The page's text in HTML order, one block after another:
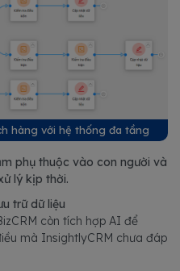
hàng với hệ thống đa tầng
phụ thuộc vào con người và
lý kịp thời.
trữ dữ liệu
còn tích hợp AI để
mà InsightlyCRM chưa đáp